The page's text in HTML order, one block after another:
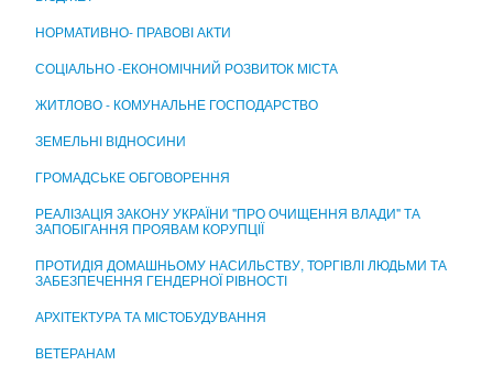
КОМУНАЛЬНІ ПІДПРИЄМСТВА, УСТАНОВИ ТА ЗАКЛАДИ
МІСЬКА ВИБОРЧА КОМІСІЯ
ЦЕНТР НАДАННЯ АДМІНІСТРАТИВНИХ ПОСЛУГ
НОРМАТИВНО- ПРАВОВІ АКТИ
СОЦІАЛЬНО -ЕКОНОМІЧНИЙ РОЗВИТОК МІСТА
ЖИТЛОВО - КОМУНАЛЬНЕ ГОСПОДАРСТВО
ЗЕМЕЛЬНІ ВІДНОСИНИ
ГРОМАДСЬКЕ ОБГОВОРЕННЯ
РЕАЛІЗАЦІЯ ЗАКОНУ УКРАЇНИ "ПРО ОЧИЩЕННЯ ВЛАДИ" ТА
ЗАПОБІГАННЯ ПРОЯВАМ КОРУПЦІЇ
ПРОТИДІЯ ДОМАШНЬОМУ НАСИЛЬСТВУ, ТОРГІВЛІ ЛЮДЬМИ ТА
ЗАБЕЗПЕЧЕННЯ ГЕНДЕРНОЇ РІВНОСТІ
АРХІТЕКТУРА ТА МІСТОБУДУВАННЯ
ВЕТЕРАНАМ